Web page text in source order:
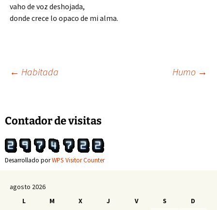
vaho de voz deshojada,
donde crece lo opaco de mi alma.
Navegación
de
entradas
← Habitada Humo →
Contador de visitas
Desarrollado porWPS Visitor Counter
agosto 2026
L
M X J V S
D